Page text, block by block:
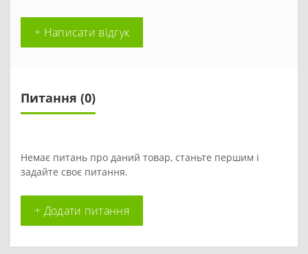
+ Написати відгук
Питання (0)
Немає питань про даний товар, станьте першим і
задайте своє питання.
+ Додати питання